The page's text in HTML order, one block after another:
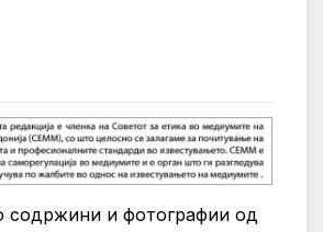
содржини и фотографии од